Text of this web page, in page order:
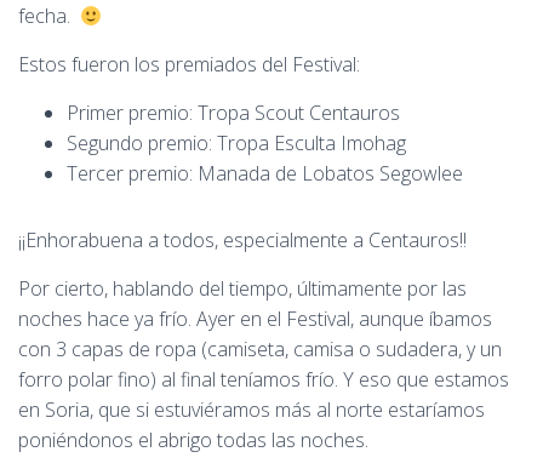
fecha.
Estos fueron los premiados del Festival:
Primer premio: Tropa Scout Centauros
Segundo premio: Tropa Esculta Imohag
Tercer premio: Manada de Lobatos Segowlee
¡¡Enhorabuena a todos, especialmente a Centauros!!
Por cierto, hablando del tiempo, últimamente por las
noches hace ya frío. Ayer en el Festival, aunque íbamos
con 3 capas de ropa (camiseta, camisa o sudadera, y un
forro polar fino) al final teníamos frío. Y eso que estamos
en Soria, que si estuviéramos más al norte estaríamos
poniéndonos el abrigo todas las noches.